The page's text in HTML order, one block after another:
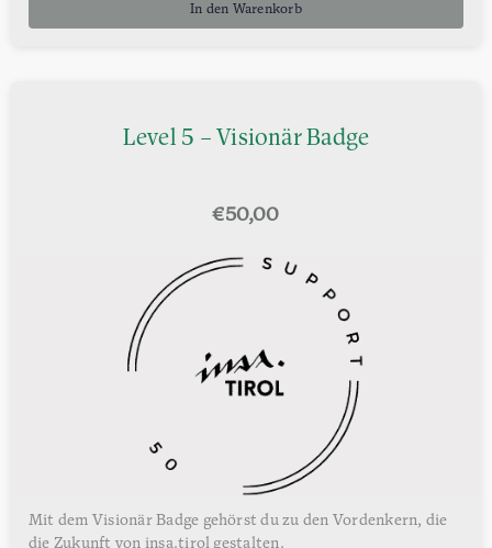
In den Warenkorb
Level 5 – Visionär Badge
€50,00
Mit dem Visionär Badge gehörst du zu den Vordenkern, die
die Zukunft von insa.tirol gestalten.